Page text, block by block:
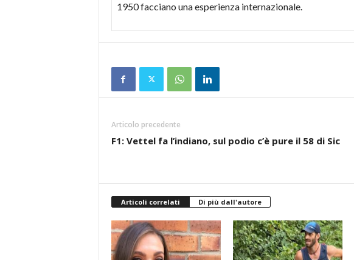
1950 facciano una esperienza internazionale.
Articolo precedente
F1: Vettel fa l’indiano, sul podio c’è pure il 58 di Sic
Articoli correlati Di più dall'autore